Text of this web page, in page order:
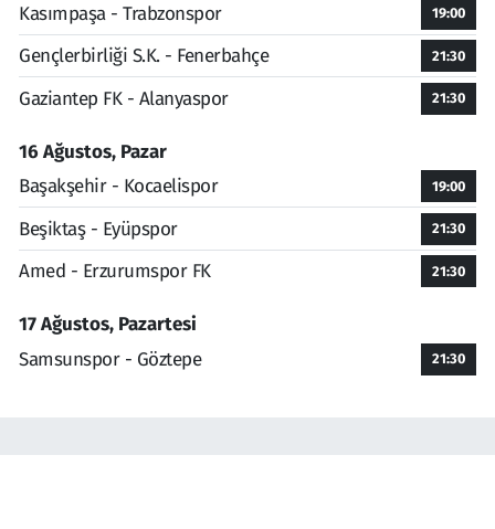
Kasımpaşa - Trabzonspor 19:00
Gençlerbirliği S.K. - Fenerbahçe 21:30
Gaziantep FK - Alanyaspor 21:30
16 Ağustos, Pazar
Başakşehir - Kocaelispor
19:00
Beşiktaş - Eyüpspor 21:30
Amed - Erzurumspor FK 21:30
17 Ağustos, Pazartesi
Samsunspor - Göztepe
21:30